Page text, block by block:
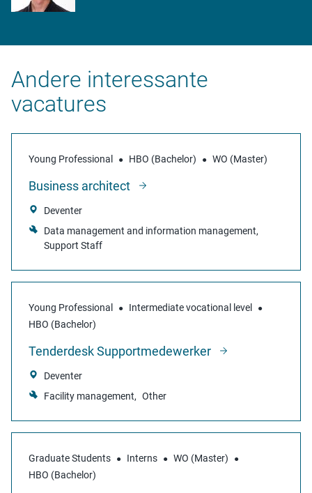
Andere interessante
vacatures
Young Professional HBO (Bachelor) WO (Master)
Business architect
Deventer
Data management and information management
Support Staff
Young Professional
Intermediate vocational level
HBO (Bachelor)
Tenderdesk Supportmedewerker
Deventer
Facility management
Other
Graduate Students Interns
WO (Master)
HBO (Bachelor)